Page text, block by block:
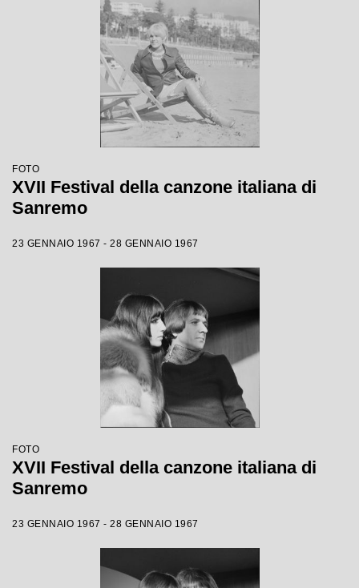
FOTO
XVII Festival della canzone italiana di
Sanremo
23 GENNAIO 1967 - 28 GENNAIO 1967
FOTO
XVII Festival della canzone italiana di
Sanremo
23 GENNAIO 1967 - 28 GENNAIO 1967